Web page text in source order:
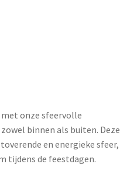
onze sfeervolle
binnen als buiten. Deze
en energieke sfeer,
tijdens de feestdagen.